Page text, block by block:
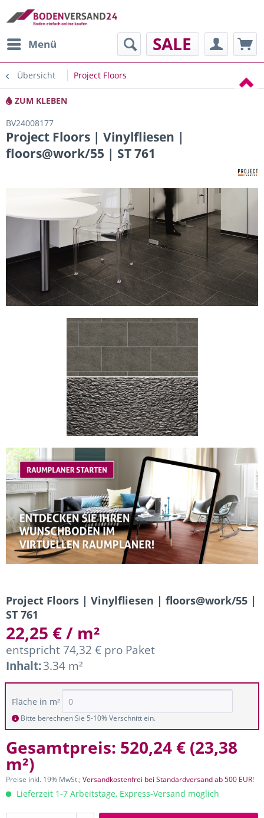
Menü SALE
Übersicht Project Floors
ZUM KLEBEN
BV24008177
Project Floors | Vinylfliesen |
floors@work/55 | ST 761
Project Floors | Vinylfliesen | floors@work/55 |
ST 761
22,25 € / m²
entspricht 74,32 € pro Paket
Inhalt:3.34 m²
Fläche in m²
Bitte berechnen Sie 5-10% Verschnitt ein.
Gesamtpreis: 520,24 € (23,38
m²)
Preise inkl. 19% MwSt.;Versandkostenfrei bei Standardversand ab 500 EUR!
Lieferzeit 1-7 Arbeitstage, Express-Versand möglich